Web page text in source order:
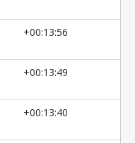
+00:13:56
+00:13:49
+00:13:40